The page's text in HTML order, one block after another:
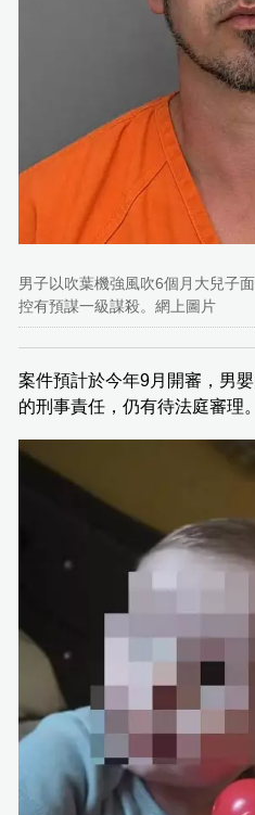
男子以吹葉機強風吹6個月大兒子
控有預謀一級謀殺。網上圖片
案件預計於今年9月開審，男
的刑事責任，仍有待法庭審理。